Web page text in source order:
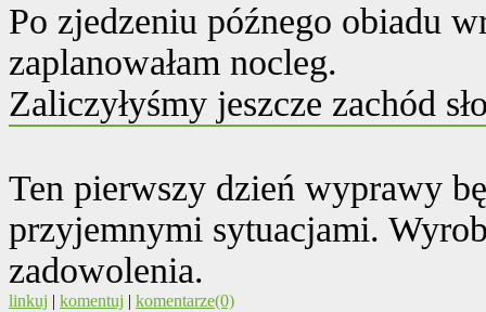
Po zjedzeniu późnego obiadu
zaplanowałam nocleg.
Zaliczyłyśmy jeszcze zachód
Ten pierwszy dzień wyprawy
przyjemnymi sytuacjami.
zadowolenia.
linkuj | komentuj | komentarze(0)